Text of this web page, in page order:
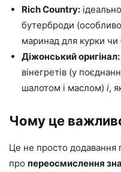
Rich Country:
бутерброди
маринад для курки чи
Діжонський оригінал:
вінегретів (у
шалотом і маслом) і,
Чому це
Це не просто додавання
про переосмислення